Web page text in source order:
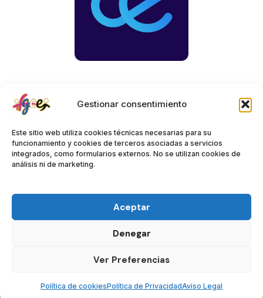
Gestionar consentimiento
Este sitio web utiliza cookies técnicas necesarias para su
funcionamiento y cookies de terceros asociadas a servicios
integrados, como formularios externos. No se utilizan cookies de
análisis ni de marketing.
Aceptar
Denegar
Ver Preferencias
Política de cookiesPolítica de PrivacidadAviso Legal
Aviso Legal (UE)
Política de Privacidad (UE)